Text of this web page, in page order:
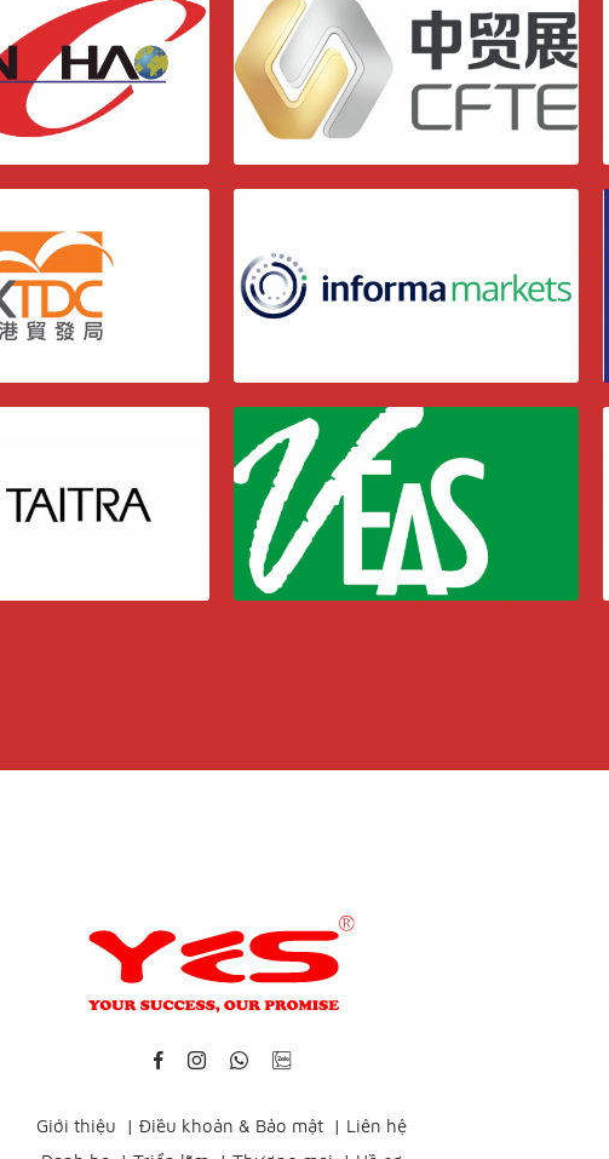
Giới thiệu | Điều khoản & Bảo mật | Liên hệ